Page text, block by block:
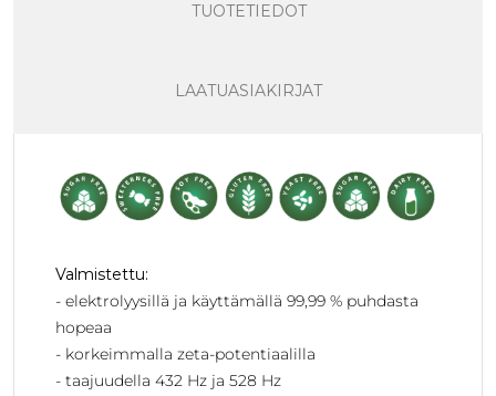
TUOTETIEDOT
LAATUASIAKIRJAT
Valmistettu:
- elektrolyysillä ja käyttämällä 99,99 % puhdasta
hopeaa
- korkeimmalla zeta-potentiaalilla
- taajuudella 432 Hz ja 528 Hz